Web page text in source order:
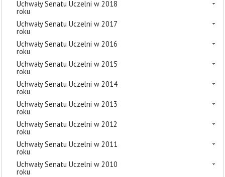
Uchwały Senatu Uczelni w 2018
roku
Uchwały Senatu Uczelni w 2017
roku
Uchwały Senatu Uczelni w 2016
roku
Uchwały Senatu Uczelni w 2015
roku
Uchwały Senatu Uczelni w 2014
roku
Uchwały Senatu Uczelni w 2013
roku
Uchwały Senatu Uczelni w 2012
roku
Uchwały Senatu Uczelni w 2011
roku
Uchwały Senatu Uczelni w 2010
roku